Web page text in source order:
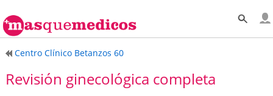
Centro Clínico Betanzos 60
Revisión ginecológica completa